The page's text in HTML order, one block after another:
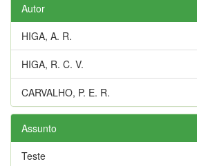
Autor
HIGA, A. R.
HIGA, R. C. V.
CARVALHO, P. E. R.
Assunto
Teste